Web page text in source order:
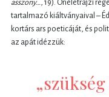
asszony… , 19). Önéletrajzi
tartalmazó kiáltványaival –
kortárs ars poeticáját, és
az apát idézzük: